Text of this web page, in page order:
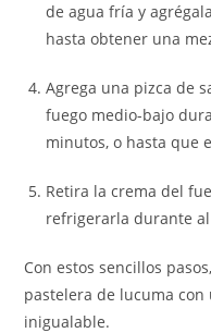
de agua fría y
hasta obtener una
Agrega una pizca de
fuego medio-bajo
minutos, o hasta que
Retira la crema del
refrigerarla durante
Con estos sencillos
pastelera de lucuma
inigualable.